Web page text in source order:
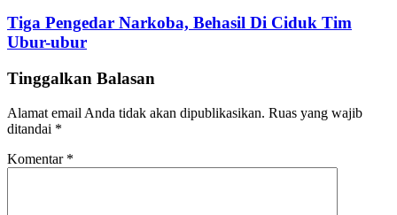
Tiga Pengedar Narkoba, Behasil Di Ciduk Tim
Ubur-ubur
Tinggalkan Balasan
Alamat email Anda tidak akan dipublikasikan. Ruas yang wajib
ditandai *
Komentar *